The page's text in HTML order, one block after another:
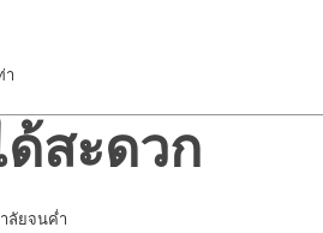
า
สะดวก
ลัยจนค่ำ